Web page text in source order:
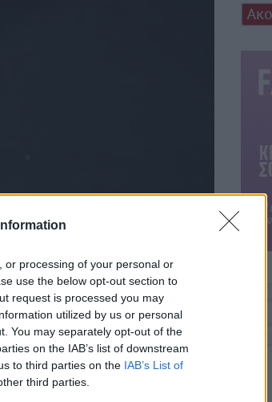
or processing of your personal or
use the below opt-out section to
request is processed you may
utilized by us or personal
You may separately opt-out of the
on the IAB’s list of downstream
to third parties on the IAB’s List of
third parties.
–